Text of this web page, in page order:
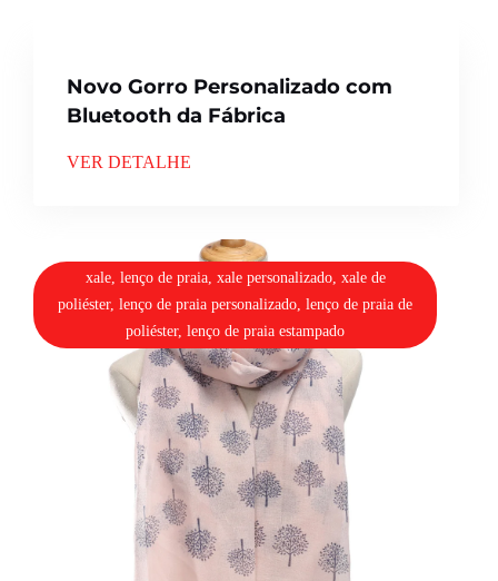
Novo Gorro Personalizado com
Bluetooth da Fábrica
VER DETALHE
xale, lenço de praia, xale personalizado, xale de
poliéster, lenço de praia personalizado, lenço de praia de
poliéster, lenço de praia estampado